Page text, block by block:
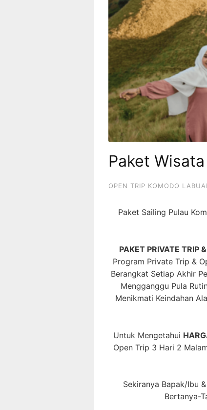
Paket
OPEN TRIP KOMODO
Paket Sailing Pulau
PAKET PRIVATE TRIP
Program Private Trip &
Berangkat Setiap Akhir
Mengganggu Pula
Menikmati Keindahan
Untuk Mengetahui
Open Trip 3 Hari 2
Sekiranya Bapak/Ibu
Bertanya-